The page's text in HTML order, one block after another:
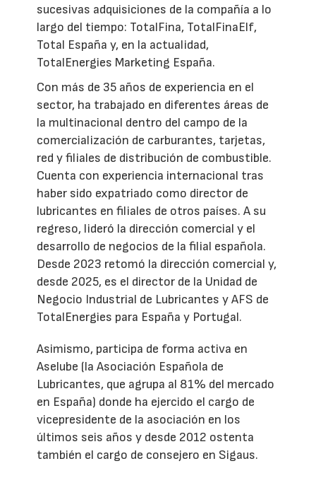
sucesivas adquisiciones de la compañía a lo
largo del tiempo: TotalFina, TotalFinaElf,
Total España y, en la actualidad,
TotalEnergies Marketing España.
Con más de 35 años de experiencia en el
sector, ha trabajado en diferentes áreas de
la multinacional dentro del campo de la
comercialización de carburantes, tarjetas,
red y filiales de distribución de combustible.
Cuenta con experiencia internacional tras
haber sido expatriado como director de
lubricantes en filiales de otros países. A su
regreso, lideró la dirección comercial y el
desarrollo de negocios de la filial española.
Desde 2023 retomó la dirección comercial y,
desde 2025, es el director de la Unidad de
Negocio Industrial de Lubricantes y AFS de
TotalEnergies para España y Portugal.
Asimismo, participa de forma activa en
Aselube (la Asociación Española de
Lubricantes, que agrupa al 81% del mercado
en España) donde ha ejercido el cargo de
vicepresidente de la asociación en los
últimos seis años y desde 2012 ostenta
también el cargo de consejero en Sigaus.